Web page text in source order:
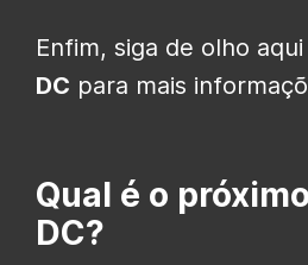
Enfim, siga de olho
DC para mais
Qual é o
DC?